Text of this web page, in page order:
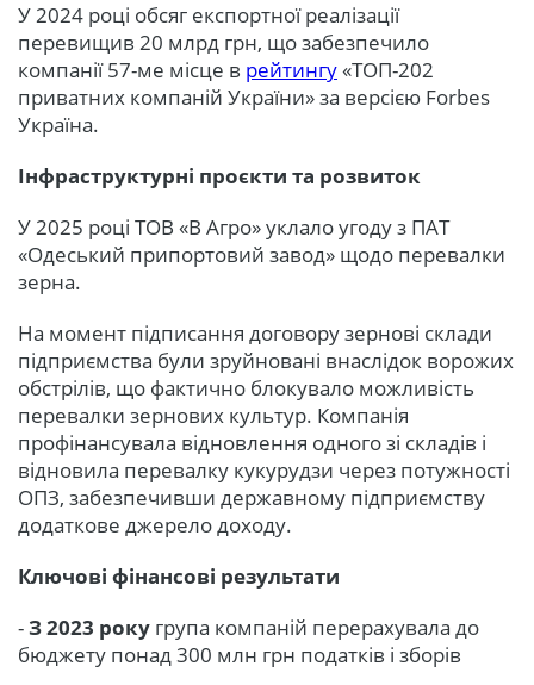
У 2024 році обсяг експортної реалізації
перевищив 20 млрд грн, що забезпечило
компанії 57-ме місце в рейтингу«ТОП-202
приватних компаній України» за версією Forbes
Україна.
Інфраструктурні проєкти та розвиток
У 2025 році ТОВ «В Агро» уклало угоду з ПАТ
«Одеський припортовий завод» щодо перевалки
зерна.
На момент підписання договору зернові склади
підприємства були зруйновані внаслідок ворожих
обстрілів, що фактично блокувало можливість
перевалки зернових культур. Компанія
профінансувала відновлення одного зі складів і
відновила перевалку кукурудзи через потужності
ОПЗ, забезпечивши державному підприємству
додаткове джерело доходу.
Ключові фінансові результати
-З 2023 року група компаній перерахувала до
бюджету понад 300 млн грн податків і зборів